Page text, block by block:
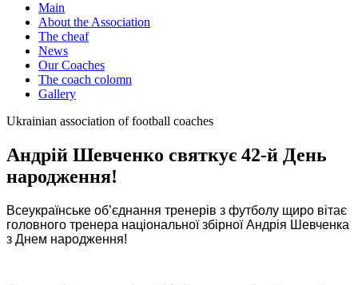
Main
About the Association
The cheaf
News
Our Coaches
The coach colomn
Gallery
Ukrainian association of football coaches
Андрій Шевченко святкує 42-й День
народження!
Всеукраїнське об’єднання тренерів з футболу щиро вітає
головного тренера національної збірної Андрія Шевченка
з Днем народження!